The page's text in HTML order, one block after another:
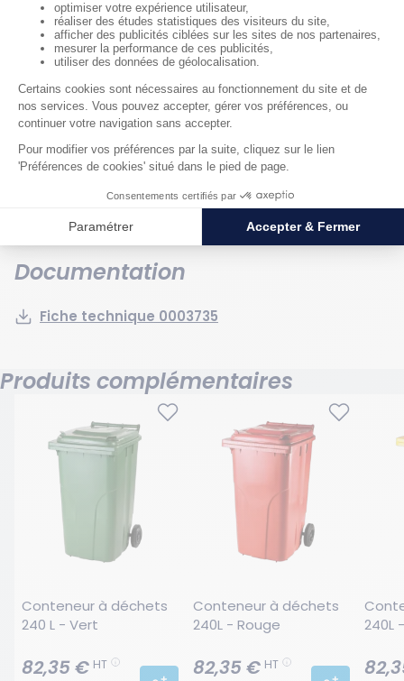
Générales
Poids : 8.35 kg
Epaisseur : 30 μm
Hauteur hors tout : 1300 mm
Largeur hors tout : 1140 mm
Capacité de stockage en volume : 240 l
Couleur : Noir
Matériau : Polyéthylène
Documentation
Fiche technique 0003735
Produits complémentaires
Conteneur à déchets
240 L - Vert
82,35 € HT
Conteneur à déchets
240L - Rouge
82,35 € HT
240L